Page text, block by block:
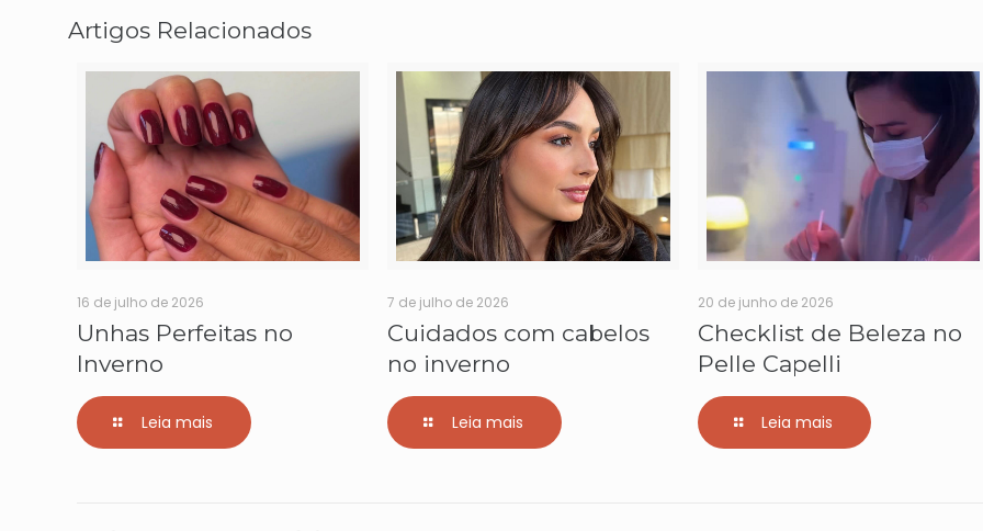
Artigos Relacionados
16 de julho de 2026
Unhas Perfeitas no
Inverno
Leia mais
7 de julho de 2026
Cuidados com cabelos
no inverno
Leia mais
20 de junho de 2026
Checklist de Beleza no
Pelle Capelli
Leia mais